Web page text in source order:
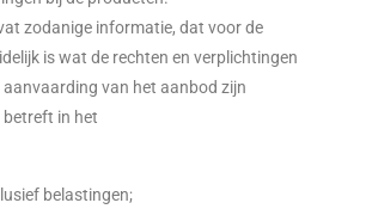
zodanige informatie, dat voor de
is wat de rechten en verplichtingen
aanvaarding van het aanbod zijn
betreft in het
belastingen;